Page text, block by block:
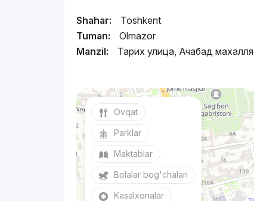
Shahar:
Toshkent
Tuman:
Olmazor
Manzil:
Тарих улица, Ачабад махалля
Ovqat
Parklar
Maktablar
Bolalar bog'chalari
Kasalxonalar